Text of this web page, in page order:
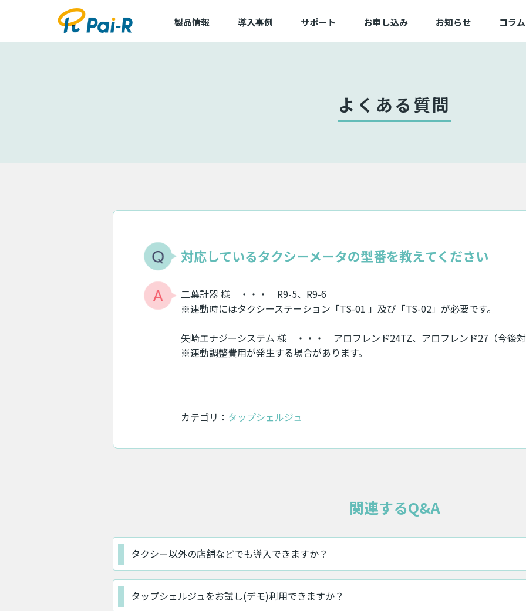
製品情報 導入事例 サポート
困ったときは
サービス状態
お申し込み
切替お申し込み
備品お申し込み
お知らせ コラム
よくある質問
対応しているタクシーメータの型番を教えてください
二葉計器 様 ・・・ R9-5、R9-6
※連動時にはタクシーステーション「TS-01 」及び「TS-02」が必要です。
矢崎エナジーシステム 様 ・・・ アロフレンド24TZ、アロフレンド27（今後
※連動調整費用が発生する場合があります。
カテゴリ： タップシェルジュ
関連するQ&A
タクシー以外の店舗などでも導入できますか？
タップシェルジュをお試し(デモ)利用できますか？